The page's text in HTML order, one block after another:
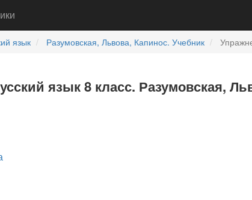
язык Разумовская, Львова, Капинос. Учебник
язык 8 класс. Разумовская,